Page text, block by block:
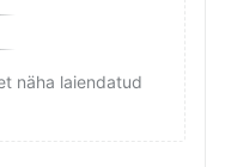
näha laiendatud